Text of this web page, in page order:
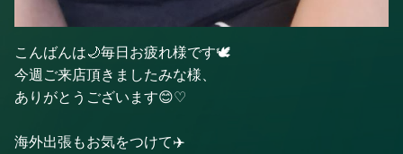
こんばんは🌙毎日お疲れ様です🕊️
今週ご来店頂きましたみな様、
ありがとうございます😊♡
海外出張もお気をつけて✈️